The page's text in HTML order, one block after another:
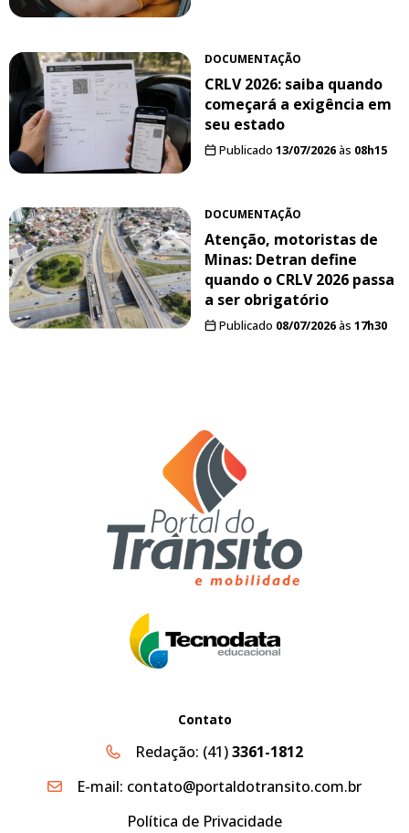
DOCUMENTAÇÃO
CRLV 2026: saiba quando
começará a exigência em
seu estado
Publicado 13/07/2026às 08h15
DOCUMENTAÇÃO
Atenção, motoristas de
Minas: Detran define
quando o CRLV 2026 passa
a ser obrigatório
Publicado 08/07/2026às 17h30
Contato
Redação: (41)3361-1812
E-mail: contato@portaldotransito.com.br
Política de Privacidade